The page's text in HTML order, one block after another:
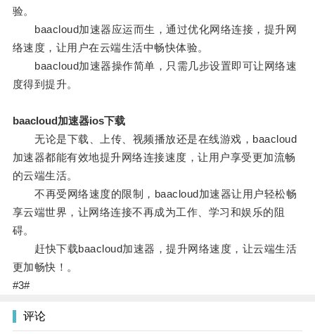
验。
baacloud加速器应运而生，通过优化网络连接，提升网
络速度，让用户在云端生活中畅快体验。
baacloud加速器操作简单，只需几步设置即可让网络速
度得到提升。
baacloud加速器ios下载
无论是下载、上传、视频播放还是在线游戏，baacloud
加速器都能有效地提升网络连接速度，让用户享受更加流畅
的云端生活。
不再受网络速度的限制，baacloud加速器让用户轻松畅
享云端世界，让网络连接不再成为工作、学习和娱乐的阻
碍。
赶快下载baacloud加速器，提升网络速度，让云端生活
更加畅快！。
#3#
评论